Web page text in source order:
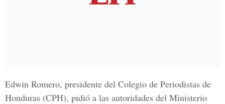
Edwin Romero, presidente del Colegio de Periodistas de
Honduras (CPH), pidió a las autoridades del Ministerio